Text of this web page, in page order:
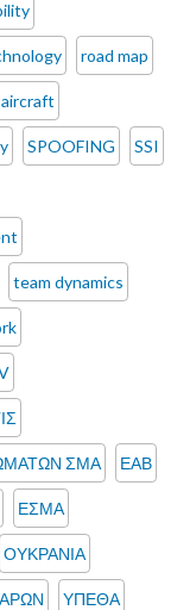
road map
SPOOFING SSI
team dynamics
ΣΜΑ ΕΑΒ
ΕΣΜΑ
ΟΥΚΡΑΝΙΑ
ΥΠΕΘΑ